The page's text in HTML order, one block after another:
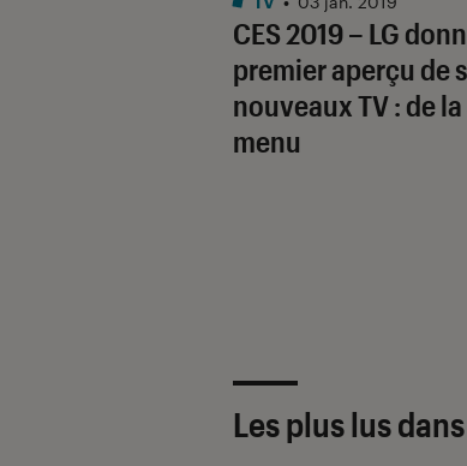
CES 2019 – LG
premier aperçu de
nouveaux TV : de la
menu
Les plus lus